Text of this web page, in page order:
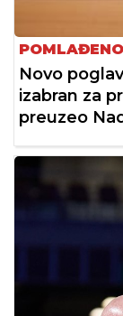
Novo
izabran za
preuzeo